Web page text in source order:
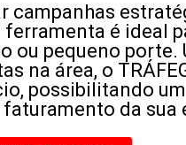
campanhas
é ideal
ou pequeno
na área, o
possibilitando
da sua